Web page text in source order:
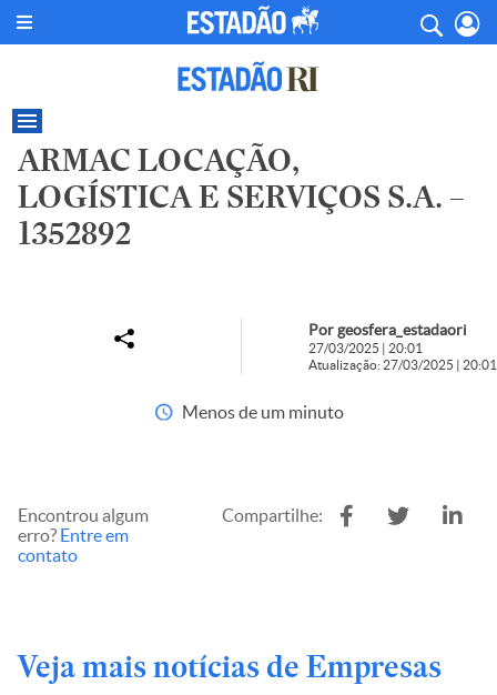
ARMAC LOCAÇÃO,
LOGÍSTICA E SERVIÇOS S.A. –
1352892
Por geosfera_estadaori
27/03/2025 | 20:01
Atualização: 27/03/2025 | 20:01
Menos de um minuto
Encontrou algum
erro? Entre em
contato
Compartilhe:
Veja mais notícias de Empresas